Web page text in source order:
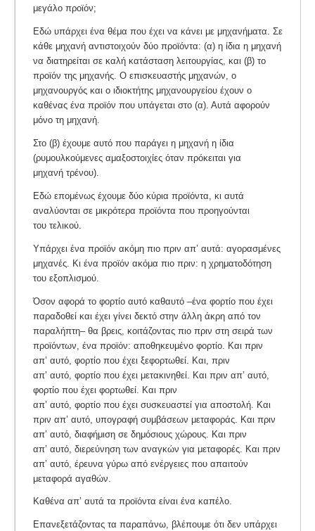
μεγάλο προϊόν;
Εδώ υπάρχει ένα θέμα που έχει να κάνει με μηχανήματα. Σε
κάθε μηχανή αντιστοιχούν δύο προϊόντα: (α) η ίδια η μηχανή
να διατηρείται σε καλή κατάσταση λειτουργίας, και (β) το
προϊόν της μηχανής. Ο επισκευαστής μηχανών, ο
μηχανουργός και ο ιδιοκτήτης μηχανουργείου έχουν ο
καθένας ένα προϊόν που υπάγεται στο (α). Αυτά αφορούν
μόνο τη μηχανή.
Στο (β) έχουμε αυτό που παράγει η μηχανή η ίδια
(ρυμουλκούμενες αμαξοστοιχίες όταν πρόκειται για
μηχανή τρένου).
Εδώ επομένως έχουμε δύο κύρια προϊόντα, κι αυτά
αναλύονται σε μικρότερα προϊόντα που προηγούνται
του τελικού.
Υπάρχει ένα προϊόν ακόμη πιο πριν απ’ αυτά: αγορασμένες
μηχανές. Κι ένα προϊόν ακόμα πιο πριν: η χρηματοδότηση
του εξοπλισμού.
Όσον αφορά το φορτίο αυτό καθαυτό –ένα φορτίο που έχει
παραδοθεί και έχει γίνει δεκτό στην άλλη άκρη από τον
παραλήπτη– θα βρεις, κοιτάζοντας πιο πριν στη σειρά των
προϊόντων, ένα προϊόν: αποθηκευμένο φορτίο. Και πριν
απ’ αυτό, φορτίο που έχει ξεφορτωθεί. Και, πριν
απ’ αυτό, φορτίο που έχει μετακινηθεί. Και πριν απ’ αυτό,
φορτίο που έχει φορτωθεί. Και πριν
απ’ αυτό, φορτίο που έχει συσκευαστεί για αποστολή. Και
πριν απ’ αυτό, υπογραφή συμβάσεων μεταφοράς. Και πριν
απ’ αυτό, διαφήμιση σε δημόσιους χώρους. Και πριν
απ’ αυτό, διερεύνηση των αναγκών για μεταφορές. Και πριν
απ’ αυτό, έρευνα γύρω από ενέργειες που απαιτούν
μεταφορά αγαθών.
Καθένα απ’ αυτά τα προϊόντα είναι ένα καπέλο.
Επανεξετάζοντας τα παραπάνω, βλέπουμε ότι δεν υπάρχει